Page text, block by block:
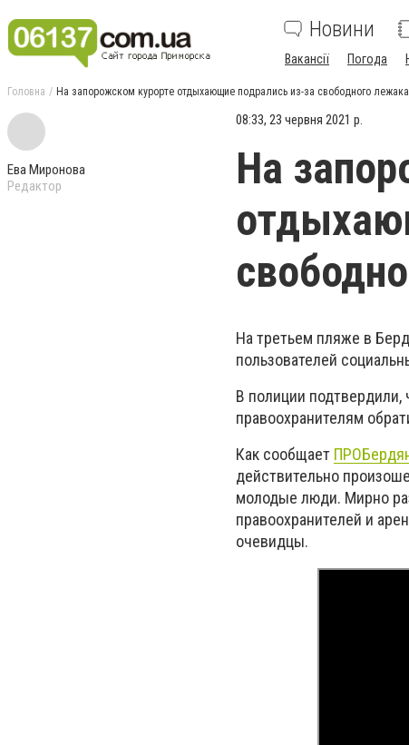
Новини
Вакансії Погода
Головна На запорожском курорте отдыхающие подрались из-за свободного
Ева Миронова
Редактор
08:33, 23 червня 2021 р.
На
На третьем пляже в
пользователей
В полиции подтвердили,
правоохранителям
Как сообщает
действительно
молодые люди. Мирно
правоохранителей и
очевидцы.